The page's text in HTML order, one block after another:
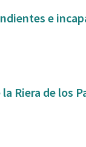
e
Riera de los